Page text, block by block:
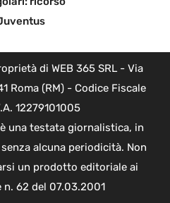
di WEB 365 SRL - Via
Roma (RM) - Codice Fiscale
12279101005
una testata giornalistica, in
alcuna periodicità. Non
un prodotto editoriale ai
n. 62 del 07.03.2001